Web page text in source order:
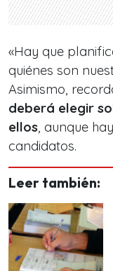
«Hay que
quiénes son
Asimismo,
deberá elegir
ellos , aunque
candidatos.
Leer también: